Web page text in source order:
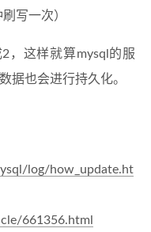
写一次）
，这样就算mysql的服
据也会进行持久化。
log/how_update.ht
661356.html